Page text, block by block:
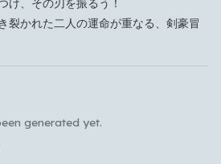
裂かれた二人の運命が重なる、 剣豪冒
generated yet.